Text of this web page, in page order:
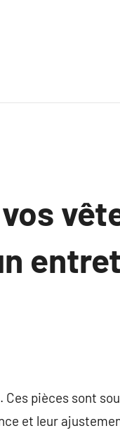
Ces pièces sont
et leur